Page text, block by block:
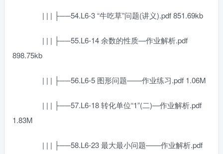
| | | ├──54.L6-3 “牛吃草”问题(讲义).pdf 851.69kb
| | | ├──55.L6-14 余数的性质—作业解析.pdf
898.75kb
| | | ├──56.L6-5 图形问题——作业练习.pdf 1.06M
| | | ├──57.L6-18 转化单位“1”(二)—作业解析.pdf
1.83M
| | | ├──58.L6-23 最大最小问题——作业解析.pdf